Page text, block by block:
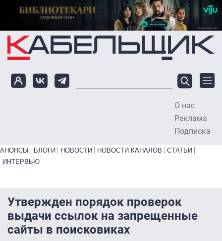
Перейти к основному содержанию
О нас
Реклама
Подписка
Primary links bottom
АНОНСЫ БЛОГИ НОВОСТИ НОВОСТИ КАНАЛОВ
СТАТЬИ
ИНТЕРВЬЮ
Утвержден порядок проверок
выдачи ссылок на запрещенные
сайты в поисковиках